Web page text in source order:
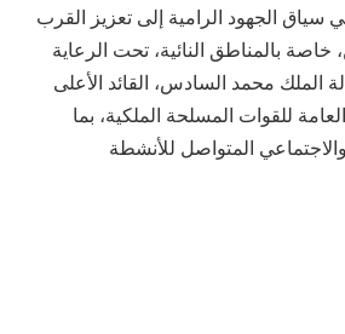
سياق الجهود الرامية إلى تعزيز القرب
بالمناطق النائية، تحت الرعاية
الملك محمد السادس، القائد الأعلى
للقوات المسلحة الملكية، بما
المتواصل للأنشطة